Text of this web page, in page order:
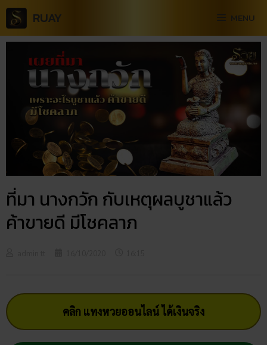
RUAY MENU
ที่มา นางกวัก กับเหตุผลบูชาแล้ว
ค้าขายดี มีโชคลาภ
คลิก แทงหวยออนไลน์ ได้เงินจริง